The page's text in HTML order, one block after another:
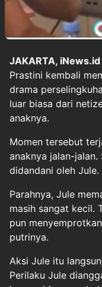
JAKARTA, iNews.id
Prastini kembali
drama
luar biasa dari
anaknya.
Momen tersebut
anaknya jalan-
didandani oleh Jule.
Parahnya, Jule
masih sangat kecil.
pun
putrinya.
Aksi Jule itu
Perilaku Jule